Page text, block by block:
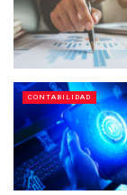
CONTABILIDAD